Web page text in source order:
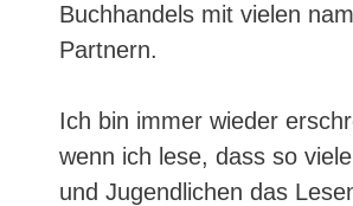
Buchhandels mit vielen
Partnern.
Ich bin immer wieder
wenn ich lese, dass so
und Jugendlichen das